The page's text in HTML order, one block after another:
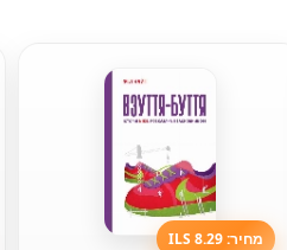
מחיר: 8.29 ILS